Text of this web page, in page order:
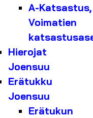
A-Katsastus,
Voimatien
Hierojat
Joensuu
Erätukku
Joensuu
Erätukun